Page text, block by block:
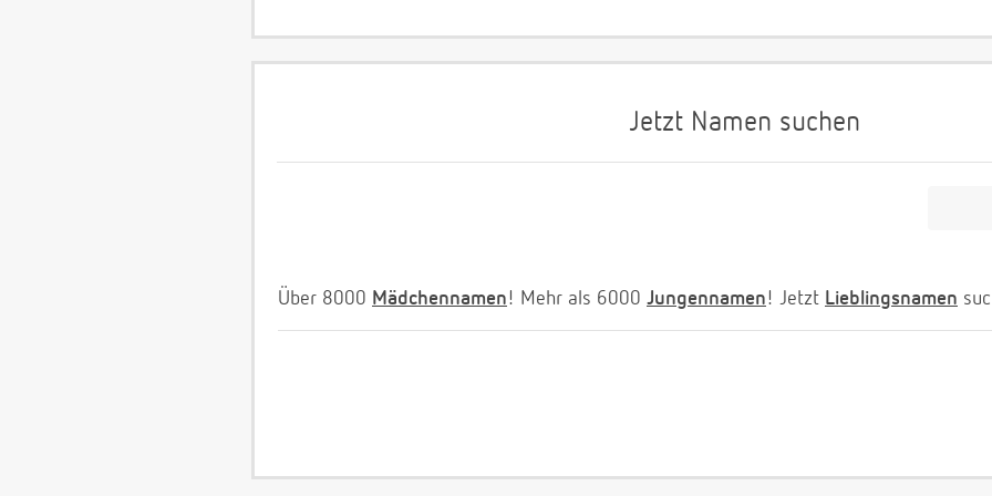
Jetzt Namen suchen
Über 8000 Mädchennamen! Mehr als 6000 Jungennamen! Jetzt Lieblingsnamen